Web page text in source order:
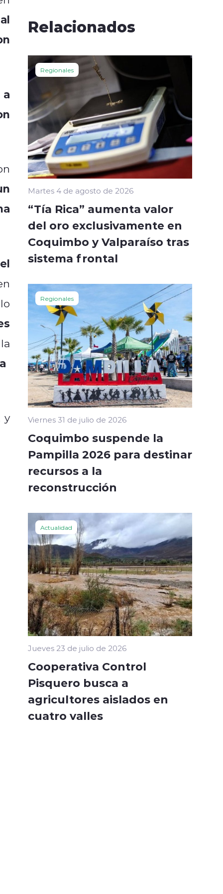
y
Relacionados
Regionales
Martes 4 de agosto de 2026
“Tía Rica” aumenta valor
del oro exclusivamente en
Coquimbo y Valparaíso tras
sistema frontal
Regionales
Viernes 31 de julio de 2026
Coquimbo suspende la
Pampilla 2026 para destinar
recursos a la
reconstrucción
Actualidad
Jueves 23 de julio de 2026
Cooperativa Control
Pisquero busca a
agricultores aislados en
cuatro valles